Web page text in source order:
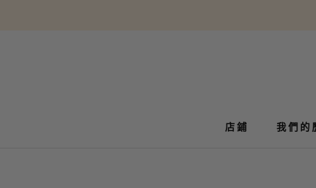
店鋪 我們的
我們的